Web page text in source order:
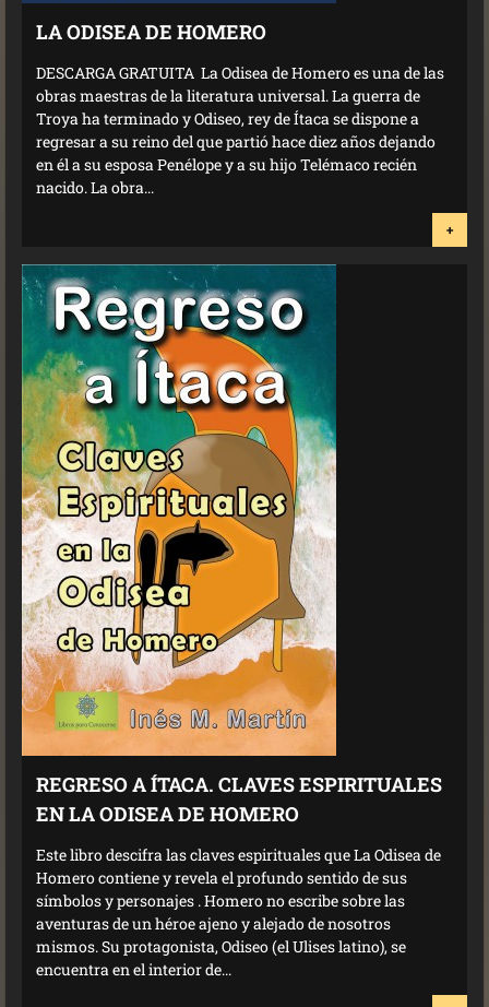
LA ODISEA DE HOMERO
DESCARGA GRATUITA La Odisea de Homero es una de las
obras maestras de la literatura universal. La guerra de
Troya ha terminado y Odiseo, rey de Ítaca se dispone a
regresar a su reino del que partió hace diez años dejando
en él a su esposa Penélope y a su hijo Telémaco recién
nacido. La obra...
+
REGRESO A ÍTACA. CLAVES ESPIRITUALES
EN LA ODISEA DE HOMERO
Este libro descifra las claves espirituales que La Odisea de
Homero contiene y revela el profundo sentido de sus
símbolos y personajes . Homero no escribe sobre las
aventuras de un héroe ajeno y alejado de nosotros
mismos. Su protagonista, Odiseo (el Ulises latino), se
encuentra en el interior de...